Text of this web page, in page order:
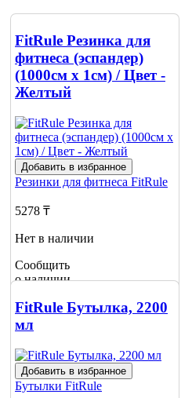
FitRule Резинка для
фитнеса (эспандер)
(1000см х 1см) / Цвет -
Желтый
Добавить в избранное
Резинки для фитнеса FitRule
5278 ₸
Нет в наличии
Сообщить
о наличии
FitRule Бутылка, 2200
мл
Добавить в избранное
Бутылки FitRule